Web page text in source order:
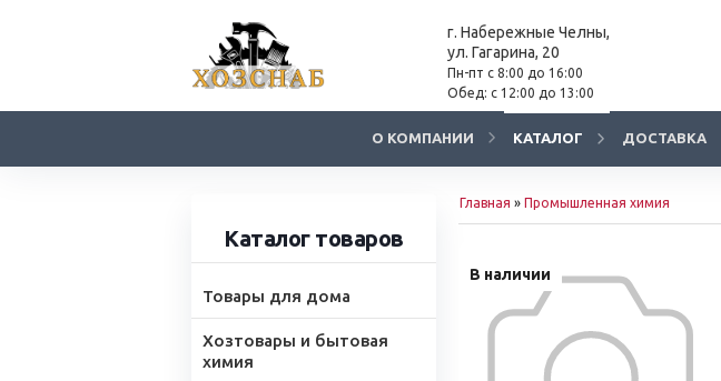
г. Набережные Челны,
ул. Гагарина, 20
Пн-пт с 8:00 до 16:00
Обед: с 12:00 до 13:00
О КОМПАНИИ КАТАЛОГ ДОСТАВКА
Каталог товаров
Товары для дома
Хозтовары и бытовая
химия
Главная » Промышленная химия
В наличии